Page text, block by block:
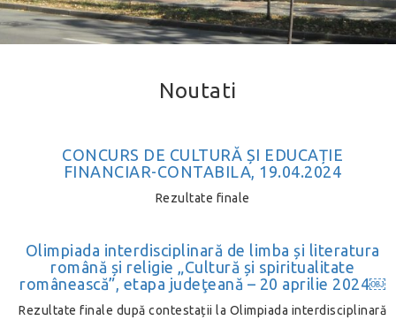
Noutati
CONCURS DE CULTURĂ ȘI EDUCAȚIE
FINANCIAR-CONTABILA, 19.04.2024
Rezultate finale
Olimpiada interdisciplinară de limba și literatura
română și religie „Cultură și spiritualitate
românească”, etapa judeţeană – 20 aprilie 2024￼
Rezultate finale după contestații la Olimpiada interdisciplinară